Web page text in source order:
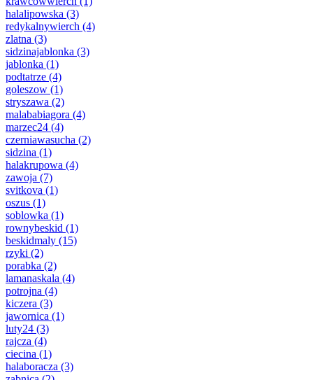
halalipowska (3)
redykalnywierch (4)
zlatna (3)
sidzinajablonka (3)
jablonka (1)
podtatrze (4)
goleszow (1)
stryszawa (2)
malababiagora (4)
marzec24 (4)
czerniawasucha (2)
sidzina (1)
halakrupowa (4)
zawoja (7)
svitkova (1)
oszus (1)
soblowka (1)
rownybeskid (1)
beskidmaly (15)
rzyki (2)
porabka (2)
lamanaskala (4)
potrojna (4)
kiczera (3)
jawornica (1)
luty24 (3)
rajcza (4)
ciecina (1)
halaboracza (3)